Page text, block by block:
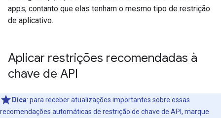
apps, contanto que elas tenham o mesmo tipo de restrição
de aplicativo.
Aplicar restrições recomendadas à
chave de API
Dica: para receber atualizações importantes sobre essas
recomendações automáticas de restrição de chave de API, marque